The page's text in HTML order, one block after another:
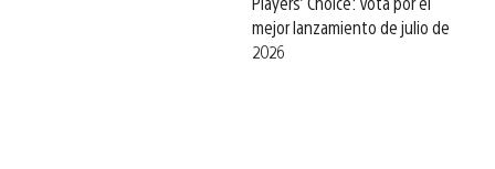
mejor lanzamiento de julio de
2026